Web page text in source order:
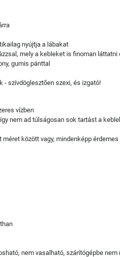
nyújtja a lábakat
mely a kebleket is finoman láttatni
gumis pánttal
- szívdöglesztően szexi, és izgató!
vízben
nem ad túlságosan sok tartást a
között vagy, mindenképp
nem vasalható, szárítógépbe